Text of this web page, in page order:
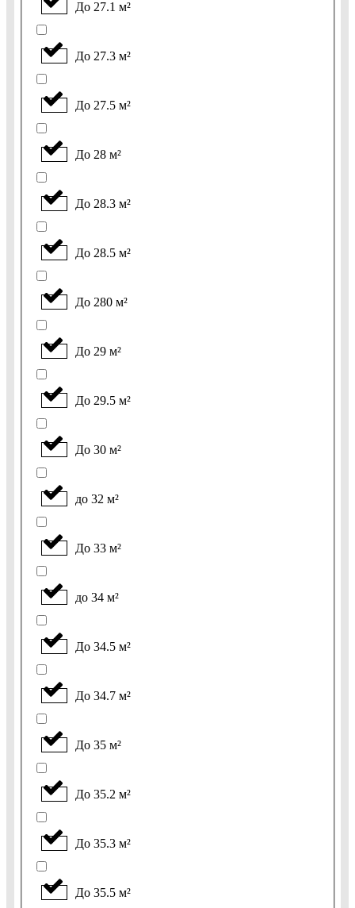
До 27.1 м²
До 27.3 м²
До 27.5 м²
До 28 м²
До 28.3 м²
До 28.5 м²
До 280 м²
До 29 м²
До 29.5 м²
До 30 м²
до 32 м²
До 33 м²
до 34 м²
До 34.5 м²
До 34.7 м²
До 35 м²
До 35.2 м²
До 35.3 м²
До 35.5 м²